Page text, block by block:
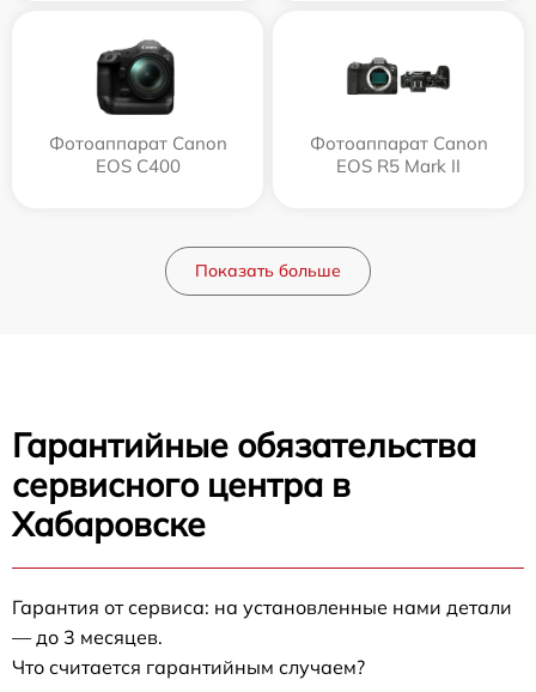
Фотоаппарат Canon
EOS C400
Фотоаппарат Canon
EOS R5 Mark II
Показать больше
Гарантийные обязательства
сервисного центра в
Хабаровске
Гарантия от сервиса: на установленные нами детали
— до 3 месяцев.
Что считается гарантийным случаем?